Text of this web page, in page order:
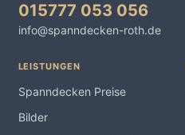
015777 053 056
info@spanndecken-roth.de
LEISTUNGEN
Spanndecken Preise
Bilder